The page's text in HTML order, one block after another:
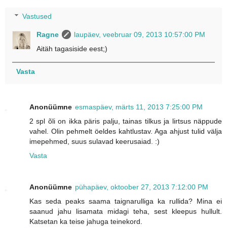
Vastused
Ragne
laupäev, veebruar 09, 2013 10:57:00 PM
Aitäh tagasiside eest;)
Vasta
Anonüümne esmaspäev, märts 11, 2013 7:25:00 PM
2 spl õli on ikka päris palju, tainas tilkus ja lirtsus näppude
vahel. Olin pehmelt öeldes kahtlustav. Aga ahjust tulid välja
imepehmed, suus sulavad keerusaiad. :)
Vasta
Anonüümne pühapäev, oktoober 27, 2013 7:12:00 PM
Kas seda peaks saama taignarulliga ka rullida? Mina ei
saanud jahu lisamata midagi teha, sest kleepus hullult.
Katsetan ka teise jahuga teinekord.